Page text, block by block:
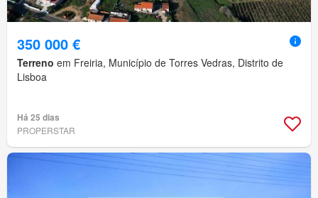
350 000 €
Terreno em Freiria, Município de Torres Vedras, Distrito de
Lisboa
Há 25 dias
PROPERSTAR